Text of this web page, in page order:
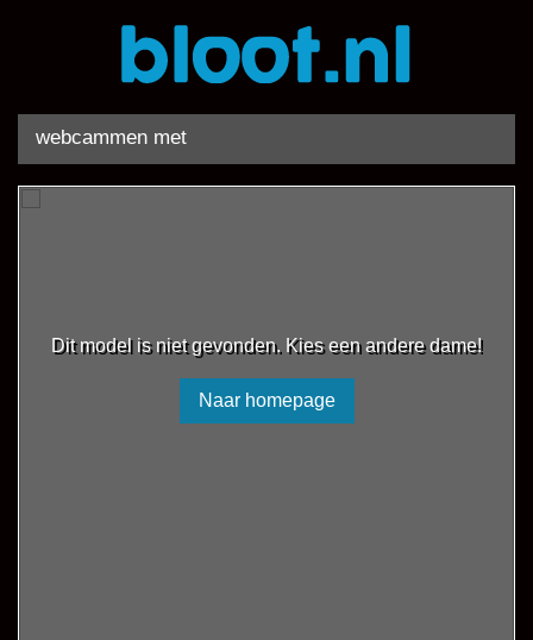
webcammen met
Dit model is niet gevonden. Kies een andere dame!
Naar homepage